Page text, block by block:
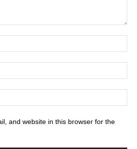
and website in this browser for the